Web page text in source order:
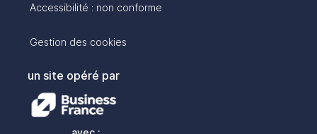
Accessibilité : non conforme
Gestion des cookies
un site opéré par